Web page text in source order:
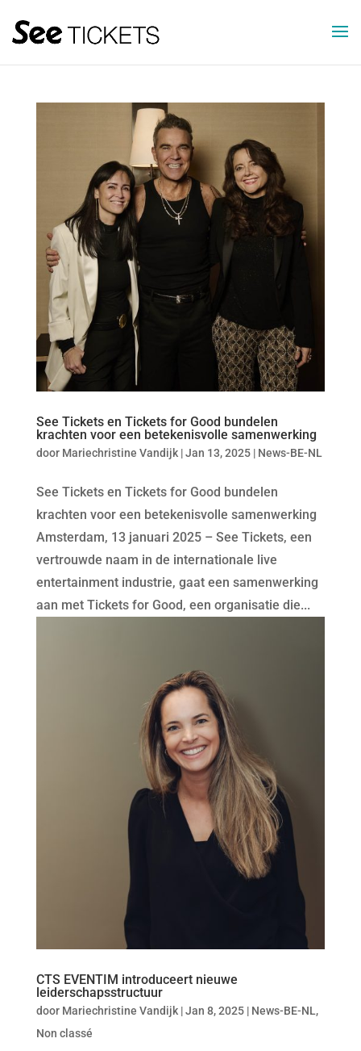
See Tickets en Tickets for Good bundelen
krachten voor een betekenisvolle samenwerking
door Mariechristine Vandijk|Jan 13, 2025| News-BE-NL
See Tickets en Tickets for Good bundelen
krachten voor een betekenisvolle samenwerking
Amsterdam, 13 januari 2025 – See Tickets, een
vertrouwde naam in de internationale live
entertainment industrie, gaat een samenwerking
aan met Tickets for Good, een organisatie die...
CTS EVENTIM introduceert nieuwe
leiderschapsstructuur
door Mariechristine Vandijk|Jan 8, 2025| News-BE-NL,
Non classé